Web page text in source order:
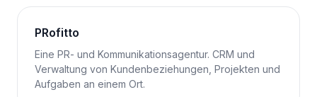
PRofitto
Eine PR- und Kommunikationsagentur. CRM und
Verwaltung von Kundenbeziehungen, Projekten und
Aufgaben an einem Ort.